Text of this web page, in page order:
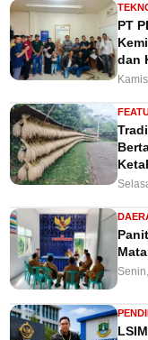
PT
dan